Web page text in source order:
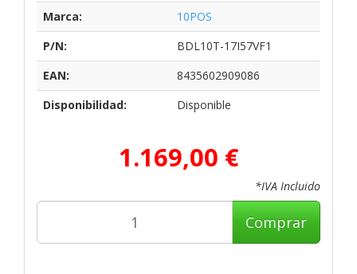
Marca:
10POS
P/N:
BDL10T-17I57VF1
EAN:
8435602909086
Disponibilidad:
Disponible
1.169,00 €
*IVA Incluido
Comprar